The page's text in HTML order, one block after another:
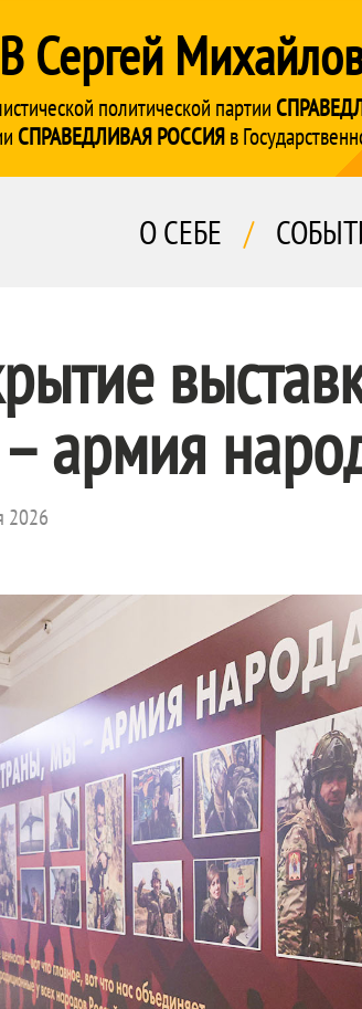
политической партии
СПРАВЕДЛИВАЯ РОССИЯв
О СЕБЕ /
армия
2026